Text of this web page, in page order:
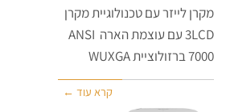
מקרן לייזר עם טכנולוגיית מקרן
3LCD עם עוצמת הארה ANSI
7000 ברזולוציית WUXGA
קרא עוד ←